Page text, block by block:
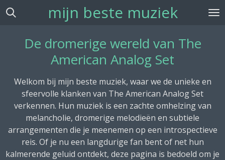
Ga
hoofdinhoud
mijn beste muziek
De dromerige wereld van The
American Analog Set
Welkom bij mijn beste muziek, waar we de unieke en
sfeervolle klanken van The American Analog Set
verkennen. Hun muziek is een zachte omhelzing van
melancholie, dromerige melodieën en subtiele
arrangementen die je meenemen op een introspectieve
reis. Of je nu een langdurige fan bent of net hun
kalmerende geluid ontdekt, deze pagina is bedoeld om je